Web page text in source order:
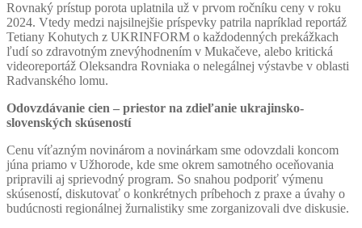
Rovnaký prístup porota uplatnila už v prvom ročníku ceny v roku
2024. Vtedy medzi najsilnejšie príspevky patrila napríklad reportáž
Tetiany Kohutych z UKRINFORM o každodenných prekážkach
ľudí so zdravotným znevýhodnením v Mukačeve, alebo kritická
videoreportáž Oleksandra Rovniaka o nelegálnej výstavbe v oblasti
Radvanského lomu.
Odovzdávanie cien – priestor na zdieľanie ukrajinsko-
slovenských skúseností
Cenu víťazným novinárom a novinárkam sme odovzdali koncom
júna priamo v Užhorode, kde sme okrem samotného oceňovania
pripravili aj sprievodný program. So snahou podporiť výmenu
skúseností, diskutovať o konkrétnych príbehoch z praxe a úvahy o
budúcnosti regionálnej žurnalistiky sme zorganizovali dve diskusie.